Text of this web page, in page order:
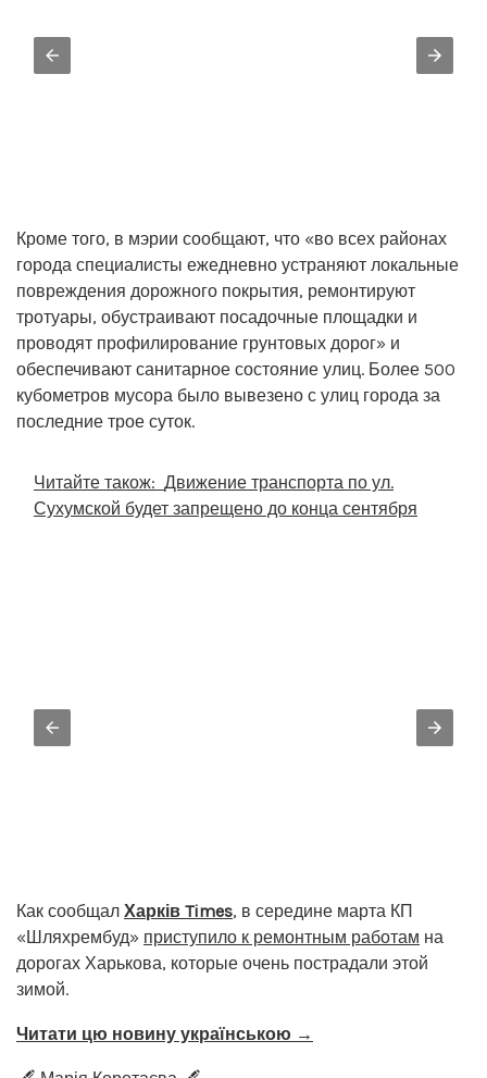
Кроме того, в мэрии сообщают, что «во всех районах
города специалисты ежедневно устраняют локальные
повреждения дорожного покрытия, ремонтируют
тротуары, обустраивают посадочные площадки и
проводят профилирование грунтовых дорог» и
обеспечивают санитарное состояние улиц. Более 500
кубометров мусора было вывезено с улиц города за
последние трое суток.
Читайте також: Движение транспорта по ул.
Сухумской будет запрещено до конца сентября
Как сообщал Харків Times, в середине марта КП
«Шляхрембуд» приступило к ремонтным работам на
дорогах Харькова, которые очень пострадали этой
зимой.
Читати цю новину українською →